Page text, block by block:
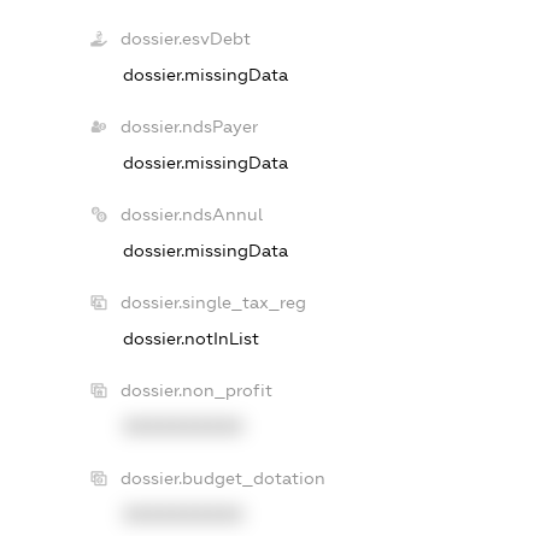
dossier.esvDebt
dossier.missingData
dossier.ndsPayer
dossier.missingData
dossier.ndsAnnul
dossier.missingData
dossier.single_tax_reg
dossier.notInList
dossier.non_profit
dossier.budget_dotation